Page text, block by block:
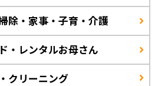
除・家事・子育・介護
・レンタルお母さん
クリーニング